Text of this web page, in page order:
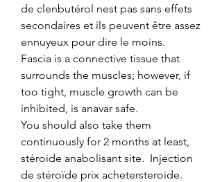
de clenbutérol nest pas sans effets
secondaires et ils peuvent être assez
ennuyeux pour dire le moins.
Fascia is a connective tissue that
surrounds the muscles; however, if
too tight, muscle growth can be
inhibited, is anavar safe.
You should also take them
continuously for 2 months at least,
stéroide anabolisant site.  Injection
de stéroïde prix achetersteroide.